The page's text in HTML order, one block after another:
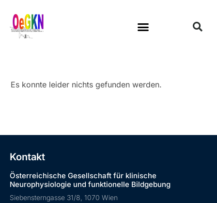
Es konnte leider nichts gefunden werden.
Kontakt
Österreichische Gesellschaft für klinische
Neurophysiologie und funktionelle Bildgebung
Siebensterngasse 31/8, 1070 Wien